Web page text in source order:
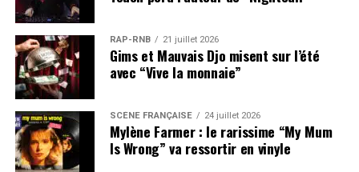
RAP-RNB 21 juillet 2026
Gims et Mauvais Djo misent sur l’été
avec “Vive la monnaie”
SCÈNE FRANÇAISE 24 juillet 2026
Mylène Farmer : le rarissime “My Mum
Is Wrong” va ressortir en vinyle